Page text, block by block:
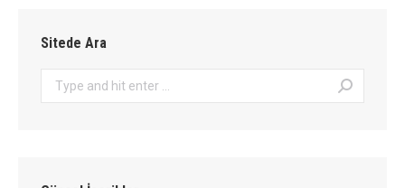
Sitede Ara
Search: